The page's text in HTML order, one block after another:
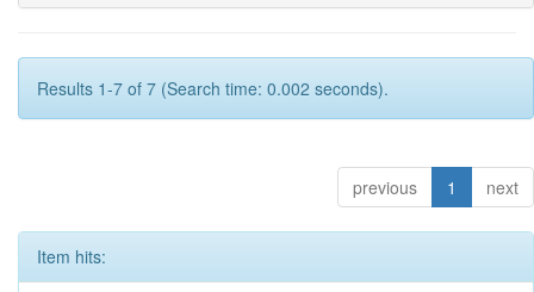
Results 1-7 of 7 (Search time: 0.002 seconds).
previous 1 next
Item hits: